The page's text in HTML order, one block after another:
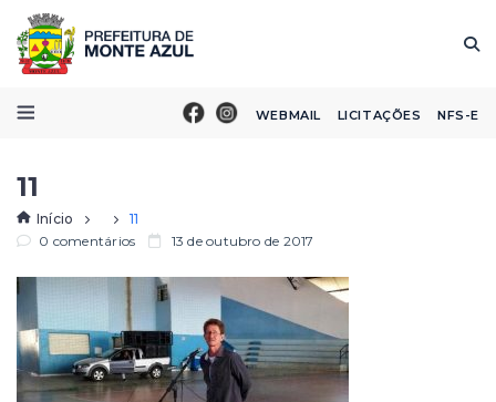
WEBMAIL LICITAÇÕES NFS-E
11
Início
11
0 comentários
13 de outubro de 2017